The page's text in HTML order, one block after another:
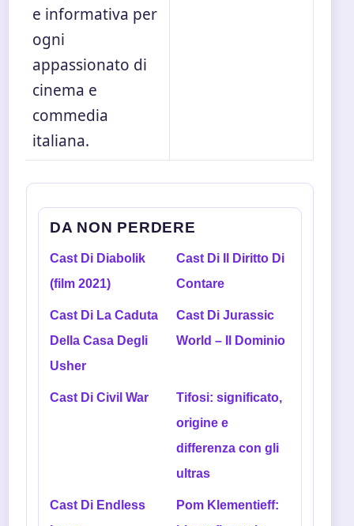
e informativa per
ogni
appassionato di
cinema e
commedia
italiana.
DA NON PERDERE
Cast Di Diabolik
(film 2021)
Cast Di Il Diritto Di
Contare
Cast Di La Caduta
Della Casa Degli
Usher
Cast Di Jurassic
World – Il Dominio
Cast Di Civil War
Tifosi: significato,
origine e
differenza con gli
ultras
Cast Di Endless
Pom Klementieff: